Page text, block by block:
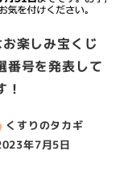
楽しみ宝くじ
番号を発表して
！
くすりのタカギ
年7月5日